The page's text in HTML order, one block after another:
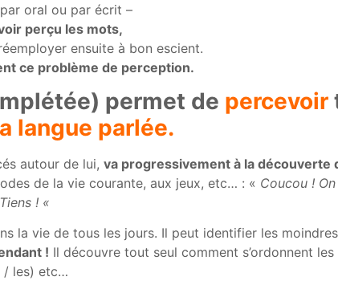
par oral ou par écrit –
perçu les mots,
ensuite à bon escient.
ce problème de perception.
permet de percevoir
langue parlée.
autour de lui, va progressivement à la découverte
de la vie courante, aux jeux, etc… : « Coucou !
! «
la vie de tous les jours. Il peut identifier les
! Il découvre tout seul comment s’ordonnent
/ les) etc…